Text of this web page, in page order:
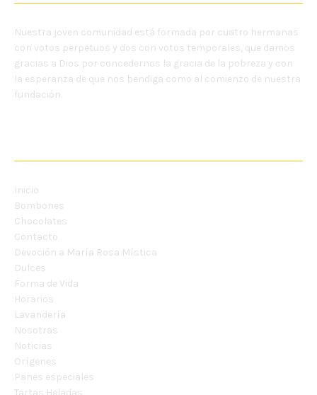
Nuestra joven comunidad está formada por cuatro hermanas
con votos perpetuos y dos con votos temporales, que damos
gracias a Dios por concedernos la gracia de la pobreza y con
la esperanza de que nos bendiga como al comienzo de nuestra
fundación.
Inicio
Bombones
Chocolates
Contacto
Devoción a María Rosa Mística
Dulces
Forma de Vida
Horarios
Lavandería
Nosotras
Noticias
Orígenes
Panes especiales
Tartas Heladas